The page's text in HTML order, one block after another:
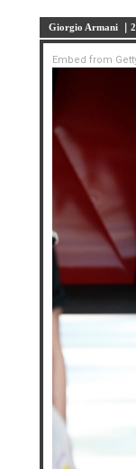
Giorgio Armani ｜
Embed from